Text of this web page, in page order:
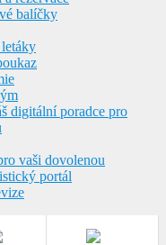
balíčky
digitální poradce pro
vaši dovolenou
portál